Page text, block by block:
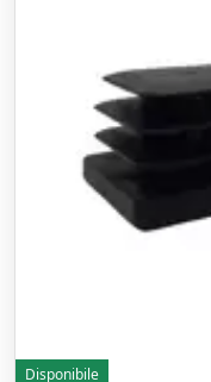
Disponibile